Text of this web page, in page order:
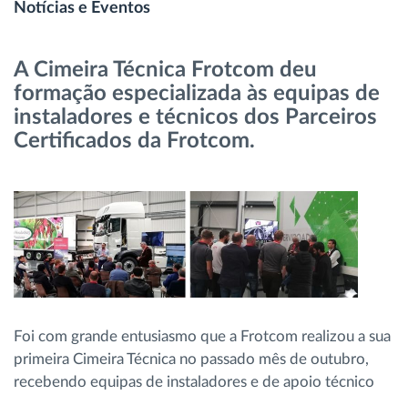
Gestão de Combustível
Planeamento e monitorização de rotas
Ver todas as funcionalidades
Como resolvemos cada necessidade da
atividade da frota
Notícias e Eventos
A Cimeira Técnica Frotcom deu
formação especializada às equipas de
instaladores e técnicos dos Parceiros
Certificados da Frotcom.
Foi com grande entusiasmo que a Frotcom realizou a sua
primeira Cimeira Técnica no passado mês de outubro,
recebendo equipas de instaladores e de apoio técnico